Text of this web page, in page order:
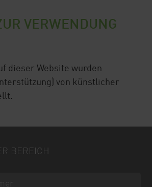
VERWENDUNG
dieser Website wurden
von künstlicher
BEREICH